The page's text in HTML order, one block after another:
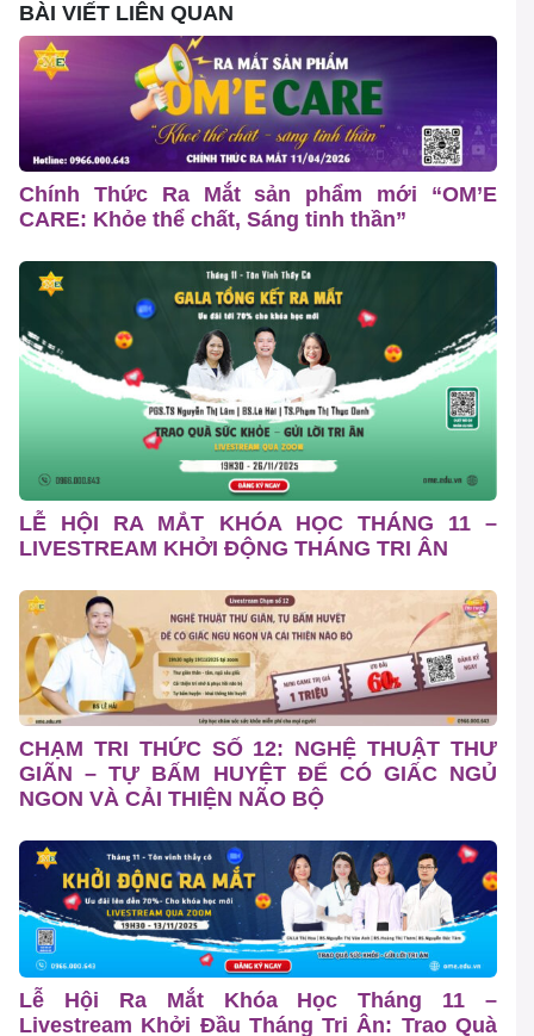
BÀI VIẾT LIÊN QUAN
Chính Thức Ra Mắt sản phẩm mới “OM’E
CARE: Khỏe thể chất, Sáng tinh thần”
LỄ HỘI RA MẮT KHÓA HỌC THÁNG 11 –
LIVESTREAM KHỞI ĐỘNG THÁNG TRI ÂN
CHẠM TRI THỨC SỐ 12: NGHỆ THUẬT THƯ
GIÃN – TỰ BẤM HUYỆT ĐỂ CÓ GIẤC NGỦ
NGON VÀ CẢI THIỆN NÃO BỘ
Lễ Hội Ra Mắt Khóa Học Tháng 11 –
Livestream Khởi Đầu Tháng Tri Ân: Trao Quà